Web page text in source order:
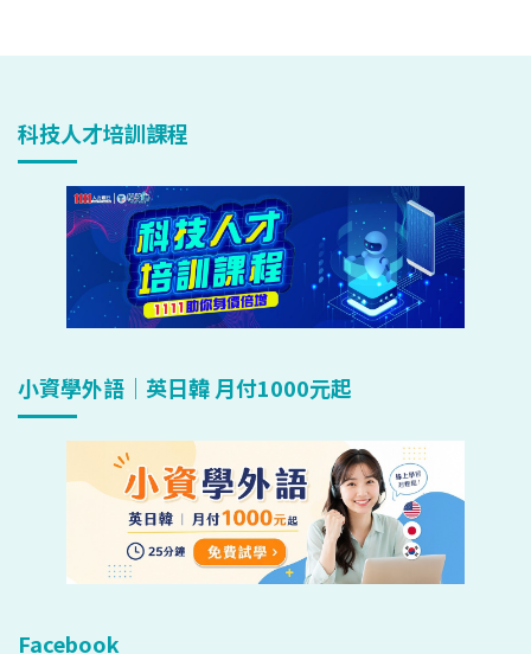
科技人才培訓課程
小資學外語｜英日韓 月付1000元起
Facebook